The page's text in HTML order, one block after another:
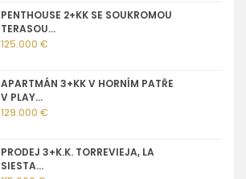
PENTHOUSE 2+KK SE SOUKROMOU
TERASOU...
125.000 €
APARTMÁN 3+KK V HORNÍM PATŘE
V PLAY...
129.000 €
PRODEJ 3+K.K. TORREVIEJA, LA
SIESTA...